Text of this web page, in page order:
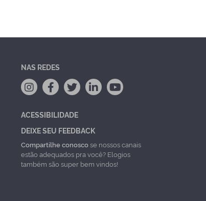
NAS REDES
ACESSIBILIDADE
DEIXE SEU FEEDBACK
Compartilhe conoscose nossos canais
estão adequados pra você? Elogios
também são super bem vindos!